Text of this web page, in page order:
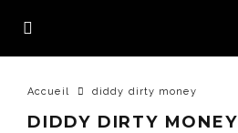
Accueil diddy dirty money
DIDDY DIRTY MONEY